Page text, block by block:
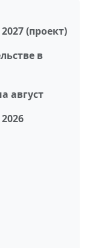
(проект)
в
август